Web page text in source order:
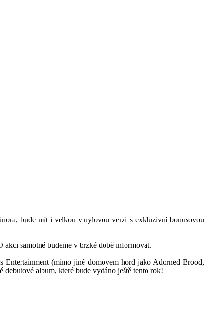
bude mít i velkou vinylovou verzi s exkluzivní bonusovou
samotné budeme v brzké době informovat.
(mimo jiné domovem hord jako Adorned Brood,
album, které bude vydáno ještě tento rok!